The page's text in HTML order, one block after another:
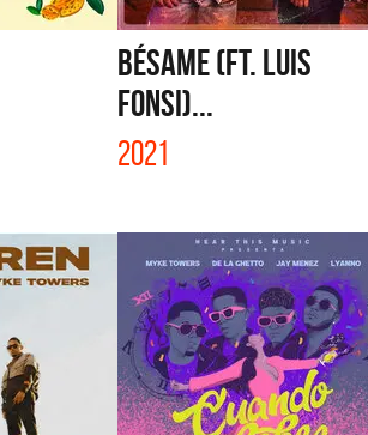
BÉSAME (FT. LUIS
FONSI)...
2021